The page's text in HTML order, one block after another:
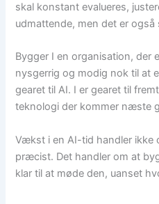
skal konstant evalueres,
udmattende, men det er også
Bygger I en organisation, der
nysgerrig og modig nok til at
gearet til AI. I er gearet til
teknologi der kommer næste
Vækst i en AI-tid handler ikke
præcist. Det handler om at
klar til at møde den, uanset